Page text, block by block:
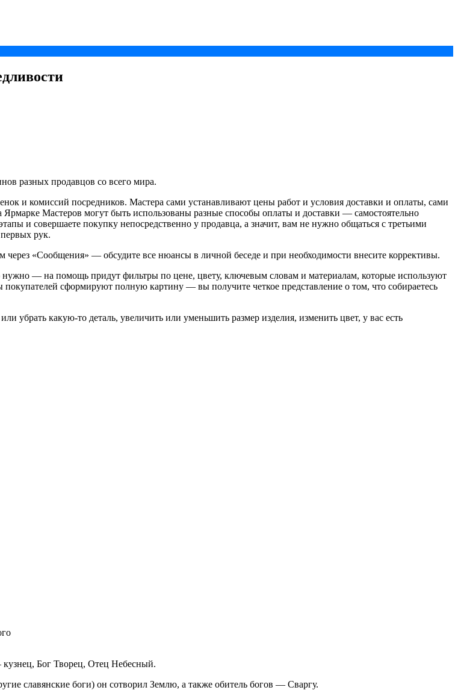
разных продавцов со всего мира.
и комиссий посредников. Мастера сами устанавливают цены работ и условия доставки и оплаты, сами
Мастеров могут быть использованы разные способы оплаты и доставки — самостоятельно
и совершаете покупку непосредственно у продавца, а значит, вам не нужно общаться с третьими
рук.
через «Сообщения» — обсудите все нюансы в личной беседе и при необходимости внесите коррективы.
— на помощь придут фильтры по цене, цвету, ключевым словам и материалам, которые используют
сформируют полную картину — вы получите четкое представление о том, что собираетесь
убрать какую-то деталь, увеличить или уменьшить размер изделия, изменить цвет, у вас есть
Бог Творец, Отец Небесный.
славянские боги) он сотворил Землю, а также обитель богов — Сваргу.